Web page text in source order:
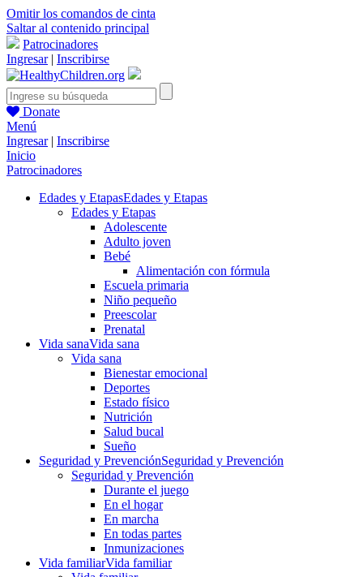
Omitir los comandos de cinta
Saltar al contenido principal
Patrocinadores
Ingresar| Inscribirse
Donate
Menú
Ingresar| Inscribirse
Inicio
Patrocinadores
Edades y EtapasEdades y Etapas
Edades y Etapas
Adolescente
Adulto joven
Bebé
Alimentación con fórmula
Escuela primaria
Niño pequeño
Preescolar
Prenatal
Vida sanaVida sana
Vida sana
Bienestar emocional
Deportes
Estado físico
Nutrición
Salud bucal
Sueño
Seguridad y PrevenciónSeguridad y Prevención
Seguridad y Prevención
Durante el juego
En el hogar
En marcha
En todas partes
Inmunizaciones
Vida familiarVida familiar